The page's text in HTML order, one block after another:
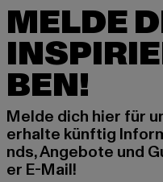
MELDE
BEN!
Melde dich hier für
erhalte künftig
nds, Angebote und
er E-Mail!